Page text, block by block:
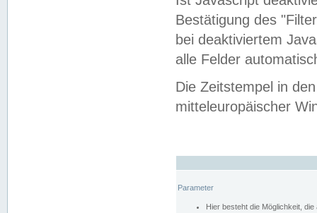
Bestätigung des
bei deaktiviertem
alle Felder
Die Zeitstempel in
mitteleuropäischer
Parameter
Hier besteht die Möglichkeit,